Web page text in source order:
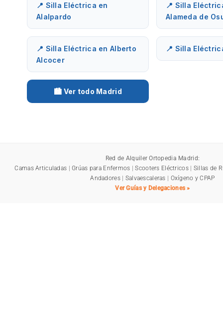
📍 Silla Eléctrica en
Alalpardo
📍 Silla
Alameda de
📍 Silla Eléctrica en Alberto
Alcocer
📍 Silla
🏙️ Ver todo Madrid
Red de Alquiler Ortopedia Madrid:
Camas Articuladas |Grúas para Enfermos |Scooters Eléctricos| Sillas de
Andadores| Salvaescaleras | Oxígeno y CPAP
Ver Guías y Delegaciones »